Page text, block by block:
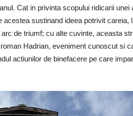
Cat in privinta scopului ridicarii unei
sustinand ideea potrivit careia,
de triumf; cu alte cuvinte, aceasta
Hadrian, eveniment cunoscut si
actiunilor de binefacere pe care